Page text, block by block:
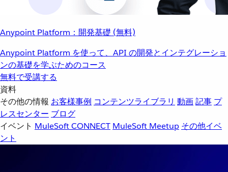
Anypoint Platform：開発基礎 (無料)
Anypoint Platform を使って、API の開発とインテグレーショ
ンの基礎を学ぶためのコース
無料で受講する
資料
その他の情報 お客様事例 コンテンツライブラリ 動画記事 プ
レスセンター ブログ
イベント MuleSoft CONNECT MuleSoft Meetup その他イベ
ント